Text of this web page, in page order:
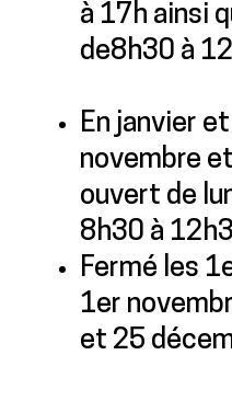
à 17h ainsi
de8h30 à
En janvier
novembre
ouvert de
8h30 à
Fermé les
1er
et 25